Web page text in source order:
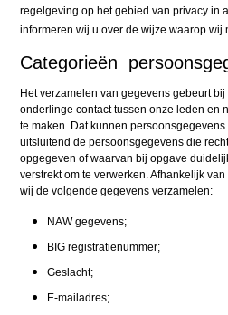
regelgeving op het gebied van privacy in
informeren wij u over de wijze waarop wij
Categorieën
Het verzamelen van gegevens gebeurt
onderlinge contact tussen onze leden en
te maken. Dat kunnen
uitsluitend de persoonsgegevens die
opgegeven of waarvan bij opgave
verstrekt om te verwerken. Afhankelijk
wij de volgende gegevens verzamelen:
NAW gegevens;
BIG registratienummer;
Geslacht;
E-mailadres;